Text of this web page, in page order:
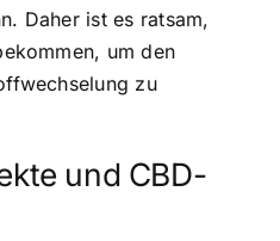
Daher ist es ratsam,
um den
zu
und CBD-